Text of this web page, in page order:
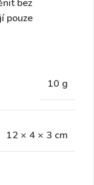
bez
pouze
10 g
12 × 4 × 3 cm